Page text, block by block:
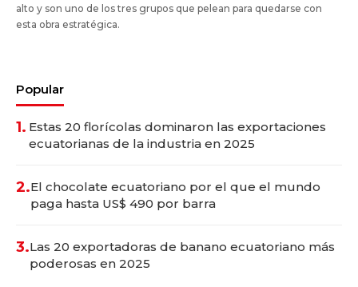
alto y son uno de los tres grupos que pelean para quedarse con
esta obra estratégica.
Popular
1. Estas 20 florícolas dominaron las exportaciones
ecuatorianas de la industria en 2025
2.El chocolate ecuatoriano por el que el mundo
paga hasta US$ 490 por barra
3.Las 20 exportadoras de banano ecuatoriano más
poderosas en 2025